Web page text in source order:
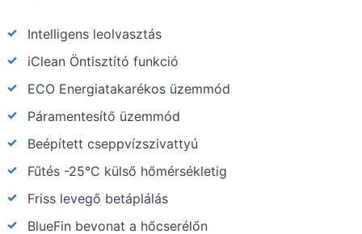
Intelligens leolvasztás
iClean Öntisztító funkció
ECO Energiatakarékos üzemmód
Páramentesítő üzemmód
Beépített cseppvízszivattyú
Fűtés -25°C külső hőmérsékletig
Friss levegő betáplálás
BlueFin bevonat a hőcserélőn